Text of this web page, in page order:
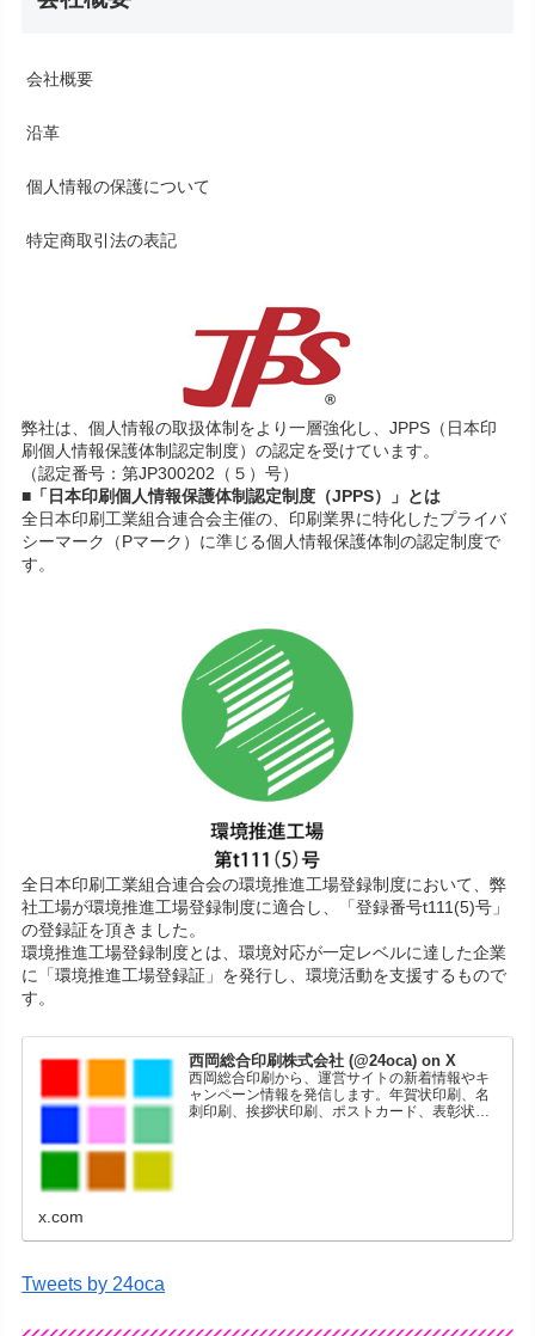
会社概要
沿革
個人情報の保護について
特定商取引法の表記
弊社は、個人情報の取扱体制をより一層強化し、JPPS（日本印
刷個人情報保護体制認定制度）の認定を受けています。
（認定番号：第JP300202（５）号）
■「日本印刷個人情報保護体制認定制度（JPPS）」とは
全日本印刷工業組合連合会主催の、印刷業界に特化したプライバ
シーマーク（Pマーク）に準じる個人情報保護体制の認定制度で
す。
全日本印刷工業組合連合会の環境推進工場登録制度において、弊
社工場が環境推進工場登録制度に適合し、「登録番号t111(5)号」
の登録証を頂きました。
環境推進工場登録制度とは、環境対応が一定レベルに達した企業
に「環境推進工場登録証」を発行し、環境活動を支援するもので
す。
西岡総合印刷株式会社 (@24oca) on X
西岡総合印刷から、運営サイトの新着情報やキ
ャンペーン情報を発信します。年賀状印刷、名
刺印刷、挨拶状印刷、ポストカード、表彰状印
x.com
Tweets by 24oca